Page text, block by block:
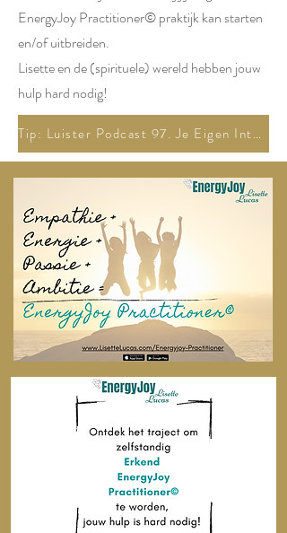
EnergyJoy Practitioner© praktijk kan starten
en/of uitbreiden.
Lisette en de (spirituele) wereld hebben jouw
hulp hard nodig!
Tip: Luister Podcast 97. Je Eigen Intuïtieve Business